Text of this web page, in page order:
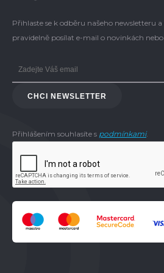
Přihlaste se k odběru našeho newsletteru
pravidelně posílat e-mail o novinkách
CHCI NEWSLETTER
Přihlášením souhlasíte s podmínkami.